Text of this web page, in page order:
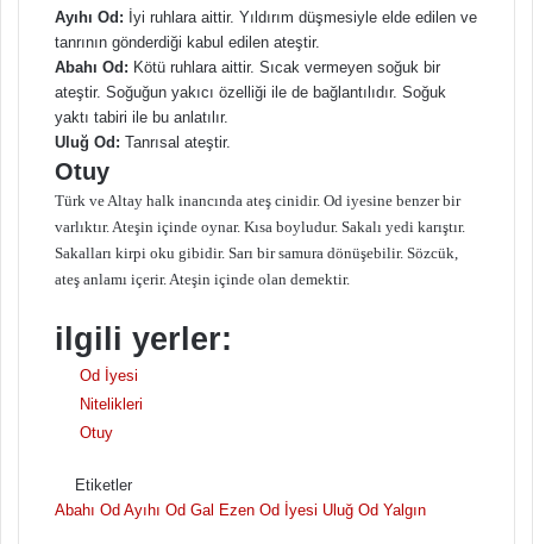
Ayıhı Od: İyi ruhlara aittir. Yıldırım düşmesiyle elde edilen ve
tanrının gönderdiği kabul edilen ateştir.
Abahı Od: Kötü ruhlara aittir. Sıcak vermeyen soğuk bir
ateştir. Soğuğun yakıcı özelliği ile de bağlantılıdır. Soğuk
yaktı tabiri ile bu anlatılır.
Uluğ Od: Tanrısal ateştir.
Otuy
Türk ve Altay halk inancında ateş cinidir. Od iyesine benzer bir
varlıktır. Ateşin içinde oynar. Kısa boyludur. Sakalı yedi karıştır.
Sakalları kirpi oku gibidir. Sarı bir samura dönüşebilir. Sözcük,
ateş anlamı içerir. Ateşin içinde olan demektir.
ilgili yerler:
Od İyesi
Nitelikleri
Otuy
Etiketler
Abahı Od Ayıhı Od Gal Ezen Od İyesi Uluğ Od Yalgın